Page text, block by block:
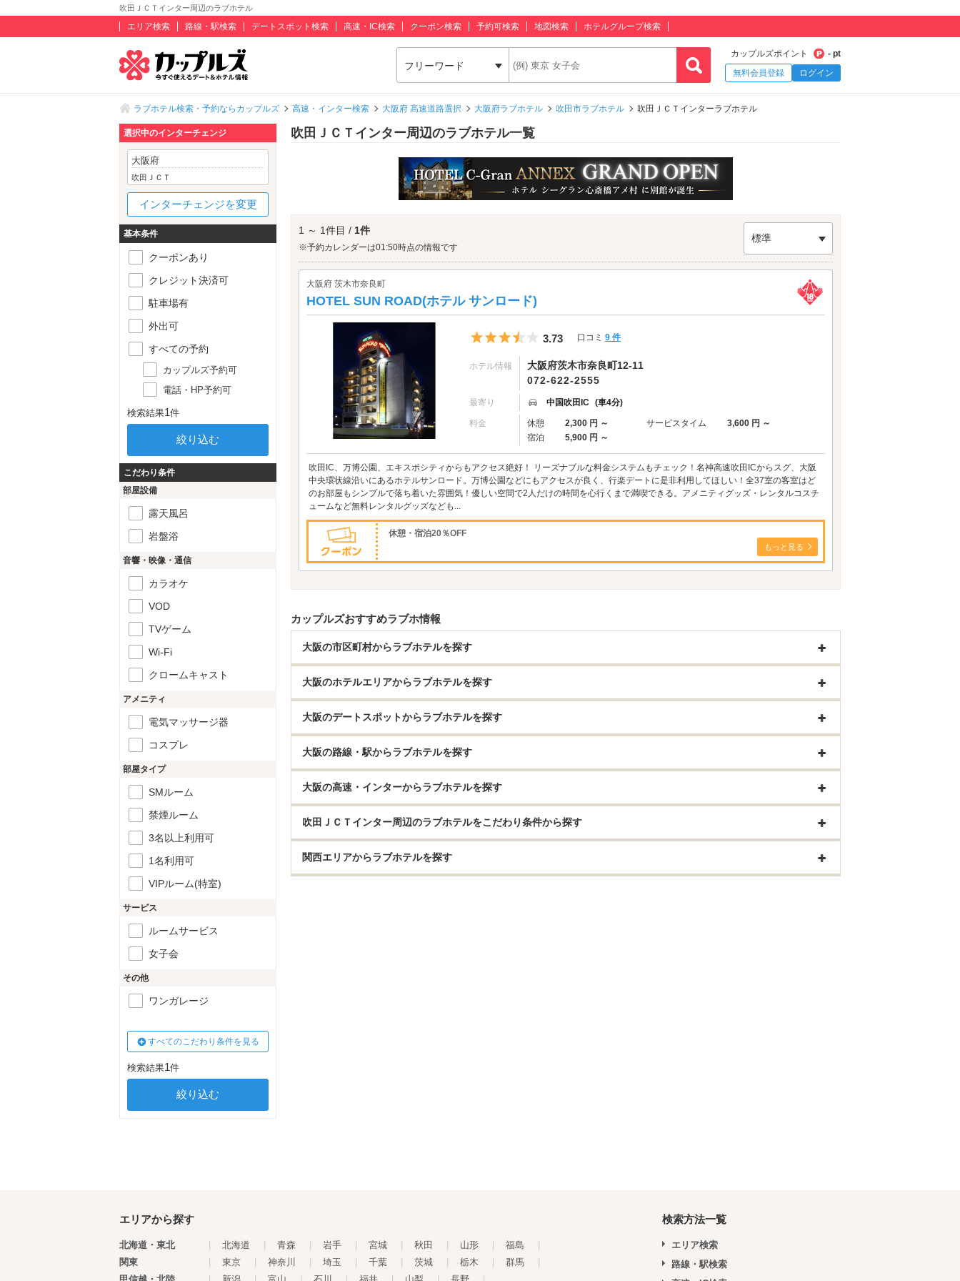
吹田ＪＣＴインター周辺のラブホテル
エリア検索 路線・駅検索 デートスポット検索 高速・IC検索 クーポン検索 予約可検索 地図検索 ホテルグループ検索
フリーワード
カップルズポイント
- pt
無料会員登録
ログイン
ラブホテル検索・予約ならカップルズ 高速・インター検索 大阪府 高速道路選択 大阪府ラブホテル 吹田市ラブホテル 吹田ＪＣＴインターラブホテル
吹田ＪＣＴインター周辺のラブホテル一覧
1 ～ 1件目 / 1件
※予約カレンダーは01:50時点の情報です
標準
大阪府 茨木市奈良町
HOTEL SUN ROAD(ホテル サンロード)
5つ星のうち3.5
3.73 口コミ 9 件
ホテル情報
大阪府茨木市奈良町12-11
072-622-2555
最寄り 中国吹田IC (車4分)
料金 休憩 2,300 円 ～ サービスタイム
3,600 円 ～
宿泊
5,900 円 ～
吹田IC、万博公園、エキスポシティからもアクセス絶好！ リーズナブルな料金システムもチェック！名神高速吹田ICからスグ、大阪
中央環状線沿いにあるホテルサンロード。万博公園などにもアクセスが良く、行楽デートに是非利用してほしい！全37室の客室はど
のお部屋もシンプルで落ち着いた雰囲気！優しい空間で2人だけの時間を心行くまで満喫できる。アメニティグッズ・レンタルコスチ
ュームなど無料レンタルグッズなども...
休憩・宿泊20％OFF
もっと見る
カップルズおすすめラブホ情報
大阪の市区町村からラブホテルを探す
大阪のホテルエリアからラブホテルを探す
大阪のデートスポットからラブホテルを探す
大阪の路線・駅からラブホテルを探す
大阪の高速・インターからラブホテルを探す
吹田ＪＣＴインター周辺のラブホテルをこだわり条件から探す
関西エリアからラブホテルを探す
選択中のインターチェンジ
大阪府
吹田ＪＣＴ
インターチェンジを変更
基本条件
クーポンあり
クレジット決済可
駐車場有
外出可
すべての予約
カップルズ予約可
電話・HP予約可
検索結果1件
こだわり条件
部屋設備
露天風呂
岩盤浴
音響・映像・通信
カラオケ
VOD
TVゲーム
Wi-Fi
クロームキャスト
アメニティ
電気マッサージ器
コスプレ
部屋タイプ
SMルーム
禁煙ルーム
3名以上利用可
1名利用可
VIPルーム(特室)
サービス
ルームサービス
女子会
その他
ワンガレージ
すべてのこだわり条件を見る
検索結果1件
エリアから探す
北海道・東北 北海道 青森 岩手 宮城 秋田 山形 福島
関東
東京 神奈川 埼玉 千葉 茨城 栃木 群馬
検索方法一覧
エリア検索
路線・駅検索